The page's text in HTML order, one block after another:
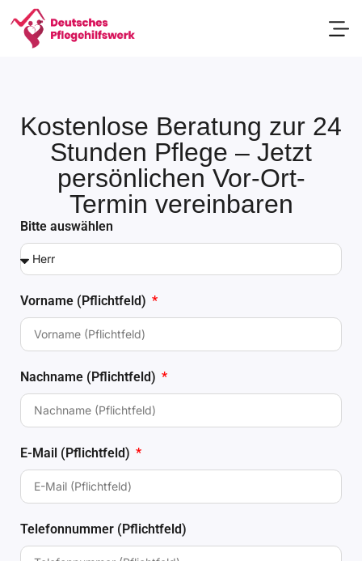
Kostenlose Beratung zur 24
Stunden Pflege – Jetzt
persönlichen Vor-Ort-
Termin vereinbaren
Bitte auswählen
Vorname (Pflichtfeld)
Nachname (Pflichtfeld)
E-Mail (Pflichtfeld)
Telefonnummer (Pflichtfeld)